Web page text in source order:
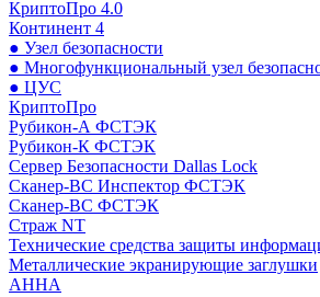
КриптоПро 4.0
Континент 4
● Узел безопасности
● Многофункциональный узел
● ЦУС
КриптоПро
Рубикон-А ФСТЭК
Рубикон-К ФСТЭК
Сервер Безопасности Dallas Lock
Сканер-ВС Инспектор ФСТЭК
Сканер-ВС ФСТЭК
Страж NT
Технические средства защиты
Металлические экранирующие заглушки
АННА